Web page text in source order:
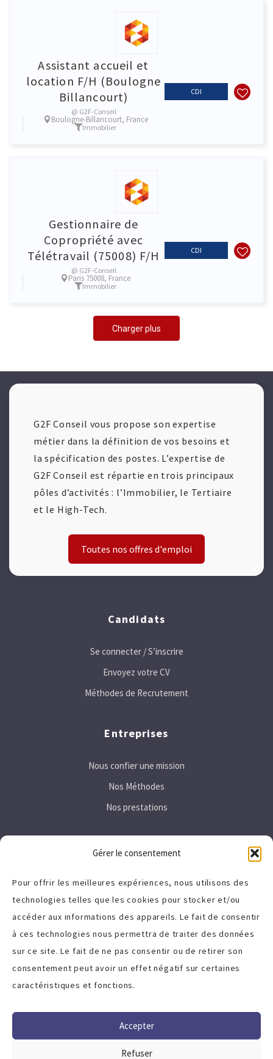
Gérer le consentement
Pour offrir les meilleures expériences, nous utilisons des
technologies telles que les cookies pour stocker et/ou
accéder aux informations des appareils. Le fait de consentir
à ces technologies nous permettra de traiter des données
sur ce site. Le fait de ne pas consentir ou de retirer son
consentement peut avoir un effet négatif sur certaines
caractéristiques et fonctions.
Accepter
Refuser
Assistant accueil et
location F/H (Boulogne
Billancourt)
@ G2F-Conseil
Boulogne-Billancourt, France
Immobilier
CDI
Gestionnaire de
Copropriété avec
Télétravail (75008) F/H
@ G2F-Conseil
Paris 75008, France
Immobilier
CDI
Charger plus
G2F Conseil vous propose son expertise
métier dans la définition de vos besoins et
la spécification des postes. L’expertise de
G2F Conseil est répartie en trois principaux
pôles d’activités : l’Immobilier, le Tertiaire
et le High-Tech.
Toutes nos offres d'emploi
Candidats
Se connecter / S’inscrire
Envoyez votre CV
Méthodes de Recrutement
Entreprises
Nous confier une mission
Nos Méthodes
Nos prestations
Secteurs
Immobilier
Tertiaire
High-Tech
A propos
Charte qualité